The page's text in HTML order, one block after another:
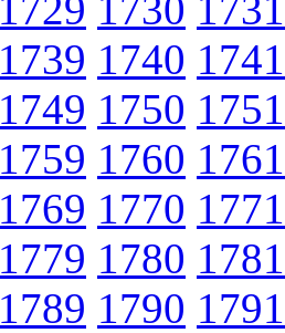
1739 1740 1741
1749 1750 1751
1759 1760 1761
1769 1770 1771
1779 1780 1781
1789 1790 1791